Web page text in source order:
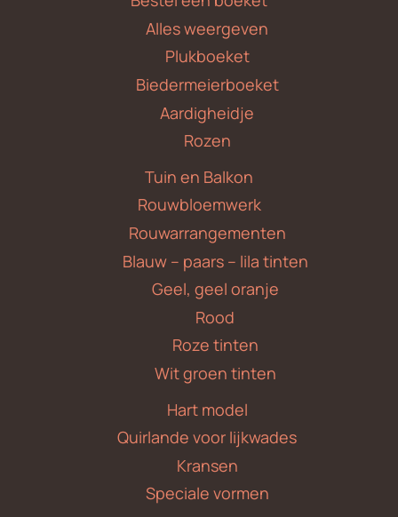
Alles weergeven
Plukboeket
Biedermeierboeket
Aardigheidje
Rozen
Tuin en Balkon
Rouwbloemwerk
Rouwarrangementen
Blauw – paars – lila tinten
Geel, geel oranje
Rood
Roze tinten
Wit groen tinten
Hart model
Quirlande voor lijkwades
Kransen
Speciale vormen